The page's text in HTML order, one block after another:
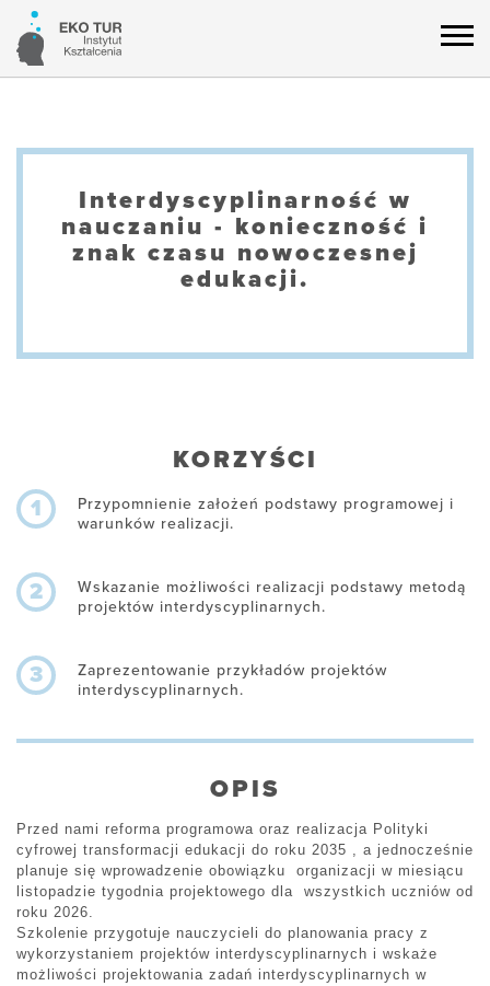
Interdyscyplinarność w
nauczaniu - konieczność i
znak czasu nowoczesnej
edukacji.
KORZYŚCI
1
Przypomnienie założeń podstawy programowej i
warunków realizacji.
2
Wskazanie możliwości realizacji podstawy metodą
projektów interdyscyplinarnych.
3
Zaprezentowanie przykładów projektów
interdyscyplinarnych.
OPIS
Przed nami reforma programowa oraz realizacja Polityki
cyfrowej transformacji edukacji do roku 2035 , a jednocześnie
planuje się wprowadzenie obowiązku organizacji w miesiącu
listopadzie tygodnia projektowego dla wszystkich uczniów od
roku 2026.
Szkolenie przygotuje nauczycieli do planowania pracy z
wykorzystaniem projektów interdyscyplinarnych i wskaże
możliwości projektowania zadań interdyscyplinarnych w